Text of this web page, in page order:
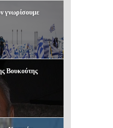
Βουκούτης